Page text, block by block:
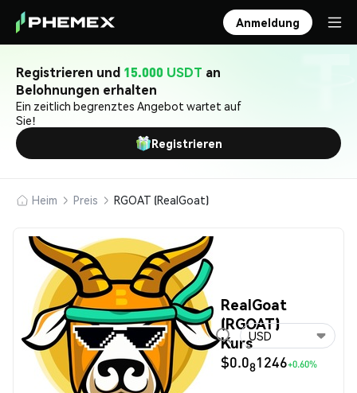
Anmeldung
Registrieren und 15.000 USDT an
Belohnungen erhalten
Ein zeitlich begrenztes Angebot wartet auf
Sie!
Registrieren
Heim Preis RGOAT (RealGoat)
RealGoat
(RGOAT)
Kurs
$0.081246+0.60%
USD